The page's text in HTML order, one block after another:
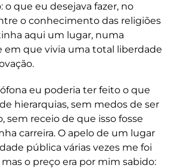
o que eu desejava fazer, no
o conhecimento das religiões
aqui um lugar, numa
em que vivia uma total liberdade
eu poderia ter feito o que
hierarquias, sem medos de ser
sem receio de que isso fosse
carreira. O apelo de um lugar
pública várias vezes me foi
o preço era por mim sabido: